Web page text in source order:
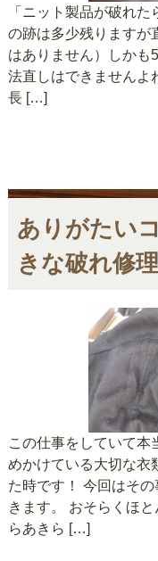
「ニット製品が破れ
の跡は多少残りますが
はありません）しかも
法直しはできませんよ
長 […]
ありがたい
きな破れ修理
この仕事をしていて本
めかけている大切な衣
た時です！ 今回はそ
きます。 おそらくほ
らあきら […]